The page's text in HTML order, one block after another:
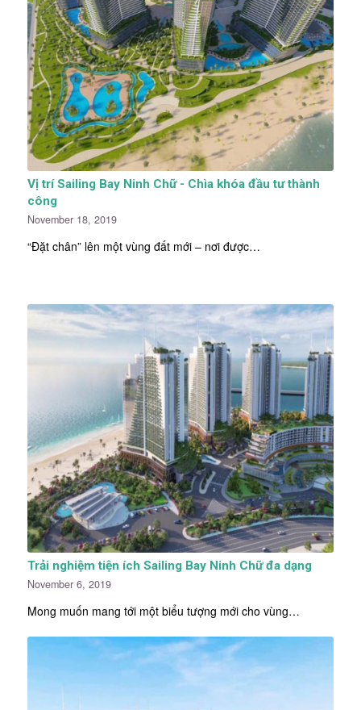
Vị trí Sailing Bay Ninh Chữ - Chìa khóa đầu tư thành
công
November 18, 2019
“Đặt chân” lên một vùng đất mới – nơi được…
Trải nghiệm tiện ích Sailing Bay Ninh Chữ đa dạng
November 6, 2019
Mong muốn mang tới một biểu tượng mới cho vùng…